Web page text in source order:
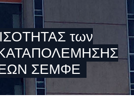
των
ΣΕΜΦΕ